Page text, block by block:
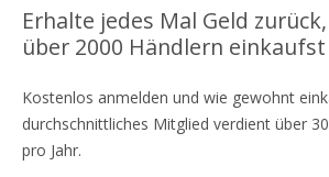
Erhalte jedes Mal Geld
über 2000 Händlern einkaufst
Kostenlos anmelden und wie gewohnt
durchschnittliches Mitglied verdient über
pro Jahr.